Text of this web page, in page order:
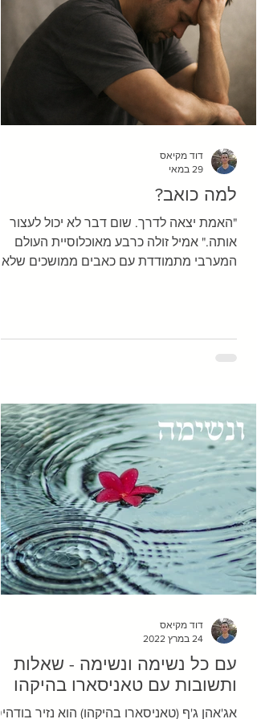
למה כואב?
"האמת יצאה לדרך. שום דבר לא יכול לעצור
אותה." אמיל זולה כרבע מאוכלוסיית העולם
המערבי מתמודדת עם כאבים ממושכים שלא
מתאר איך החיים עלולים להראות כאשר
הפעולות הפשוטות האלו הכאיבו לה, לפעמים
מאוד, והעמיסו מתח על חיי
דוד מקיאס
29 במאי
עם כל נשימה ונשימה - שאלות
ותשובות עם טאניסארו בהיקהו
אג'אהן ג'ף (טאניסארו בהיקהו) הוא נזיר
דוד מקיאס
24 במרץ 2022